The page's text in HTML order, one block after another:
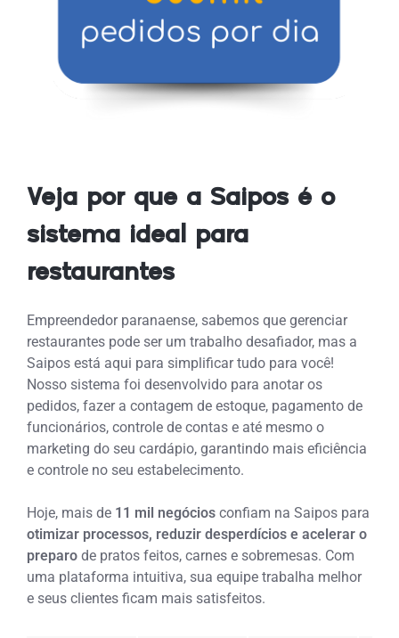
Veja por que a Saipos é o
sistema ideal para
restaurantes
Empreendedor paranaense, sabemos que gerenciar
restaurantes pode ser um trabalho desafiador, mas a
Saipos está aqui para simplificar tudo para você!
Nosso sistema foi desenvolvido para anotar os
pedidos, fazer a contagem de estoque, pagamento de
funcionários, controle de contas e até mesmo o
marketing do seu cardápio, garantindo mais eficiência
e controle no seu estabelecimento.
Hoje, mais de 11 mil negócios confiam na Saipos para
otimizar processos, reduzir desperdícios e acelerar o
preparode pratos feitos, carnes e sobremesas. Com
uma plataforma intuitiva, sua equipe trabalha melhor
e seus clientes ficam mais satisfeitos.